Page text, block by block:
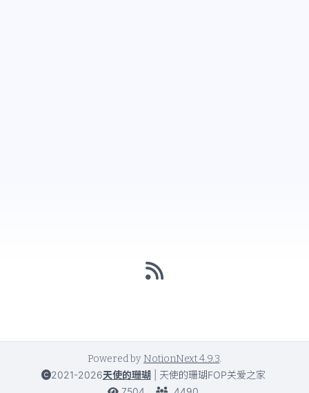
Powered by NotionNext4.9.3.
2021-2026天使的珊瑚
天使的珊瑚FOP关爱之家